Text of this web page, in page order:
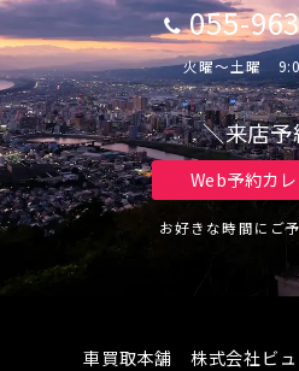
055-
火曜～土曜
＼来店予
Web予約カ
お好きな時間にご
車買取本舗 株式会社ビュ